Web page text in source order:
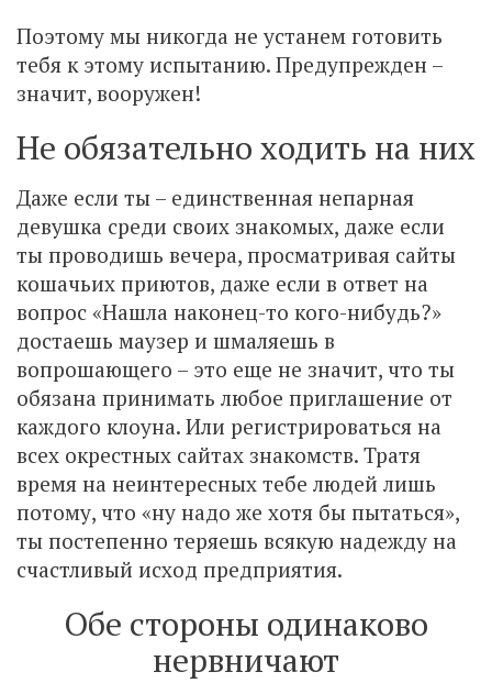
Поэтому мы никогда не устанем готовить
тебя к этому испытанию. Предупрежден –
значит, вооружен!
Не обязательно ходить на них
Даже если ты – единственная непарная
девушка среди своих знакомых, даже если
ты проводишь вечера, просматривая сайты
кошачьих приютов, даже если в ответ на
вопрос «Нашла наконец-то кого-нибудь?»
достаешь маузер и шмаляешь в
вопрошающего – это еще не значит, что ты
обязана принимать любое приглашение от
каждого клоуна. Или регистрироваться на
всех окрестных сайтах знакомств. Тратя
время на неинтересных тебе людей лишь
потому, что «ну надо же хотя бы пытаться»,
ты постепенно теряешь всякую надежду на
счастливый исход предприятия.
Обе стороны одинаково
нервничают